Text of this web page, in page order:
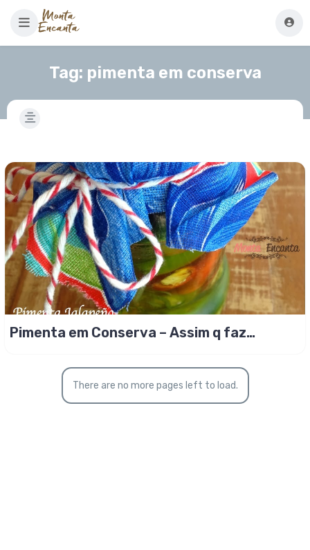
Tag: pimenta em conserva
Pimenta em Conserva – Assim q faz…
There are no more pages left to load.